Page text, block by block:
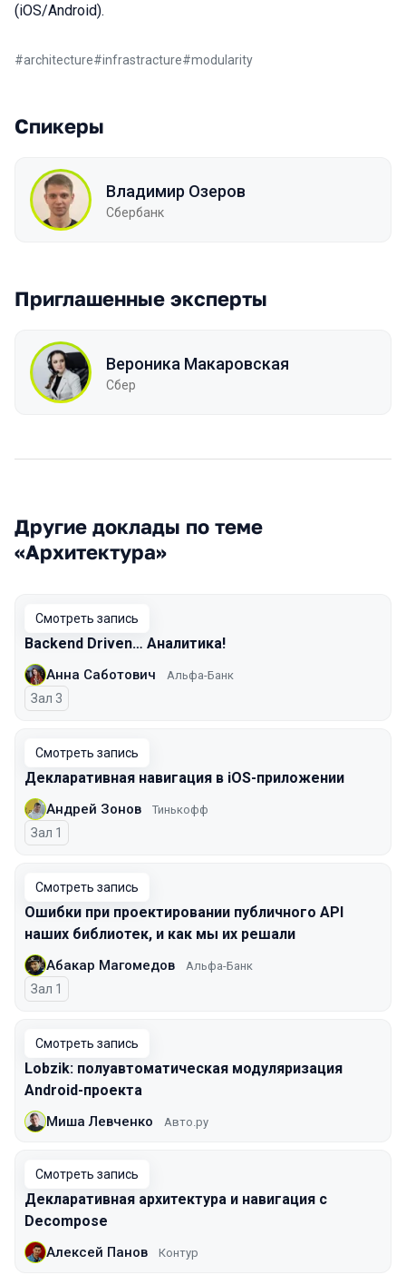
(iOS/Android).
#architecture#infrastracture#modularity
Спикеры
Владимир Озеров
Сбербанк
Приглашенные эксперты
Вероника Макаровская
Сбер
Другие доклады по теме
«Архитектура»
Смотреть запись
Backend Driven… Аналитика!
Анна Саботович Альфа-Банк
Зал 3
Смотреть запись
Декларативная навигация в iOS-приложении
Андрей Зонов Тинькофф
Зал 1
Смотреть запись
Ошибки при проектировании публичного API
наших библиотек, и как мы их решали
Абакар Магомедов Альфа-Банк
Зал 1
Смотреть запись
Lobzik: полуавтоматическая модуляризация
Android-проекта
Миша Левченко Авто.ру
Смотреть запись
Декларативная архитектура и навигация с
Decompose
Алексей Панов Контур